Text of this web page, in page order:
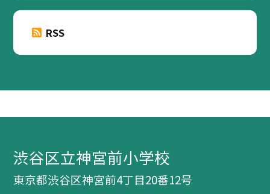
RSS
渋谷区立神宮前小学校
東京都渋谷区神宮前4丁目20番12号